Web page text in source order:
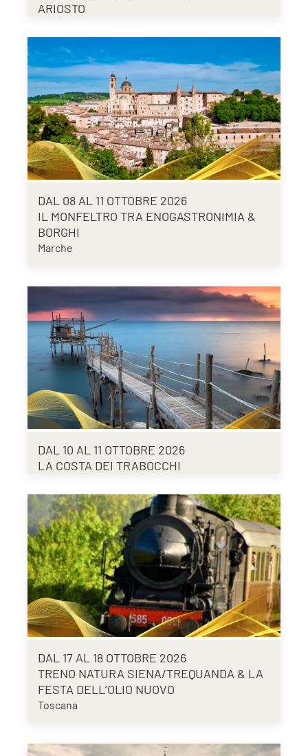
ARIOSTO
DAL 08 AL 11 OTTOBRE 2026
IL MONFELTRO TRA ENOGASTRONIMIA &
BORGHI
Marche
DAL 10 AL 11 OTTOBRE 2026
LA COSTA DEI TRABOCCHI
DAL 17 AL 18 OTTOBRE 2026
TRENO NATURA SIENA/TREQUANDA & LA
FESTA DELL’OLIO NUOVO
Toscana